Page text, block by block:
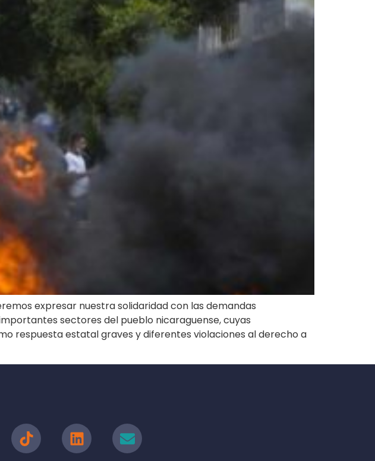
expresar nuestra solidaridad con las demandas
sectores del pueblo nicaraguense, cuyas
respuesta estatal graves y diferentes violaciones al derecho a